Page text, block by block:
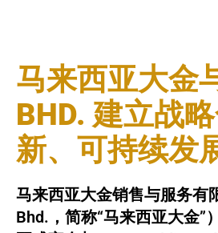
马来西亚大金
BHD. 建立战
新、可持续发
马来西亚大金销售与服务有
Bhd.，简称“马来西亚大金”